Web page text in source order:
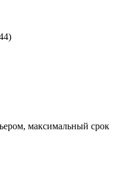
)
максимальный срок